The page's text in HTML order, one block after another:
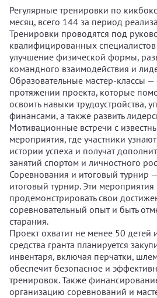
Регулярные тренировки по
месяц, всего 144 за период
Тренировки проводятся под
квалифицированных
улучшение физической формы,
командного взаимодействия и
Образовательные мастер-классы
протяжении проекта, которые
освоить навыки трудоустройства,
финансами, а также развить
Мотивационные встречи с
мероприятия, где участники
истории успеха и получат
занятий спортом и личностного
Соревнования и итоговый турнир
итоговый турнир. Эти мероприятия
продемонстрировать свои
соревновательный опыт и быть
старания.
Проект охватит не менее 50 детей
средства гранта планируется
инвентаря, включая перчатки,
обеспечит безопасное и
тренировок. Также
организацию соревнований и